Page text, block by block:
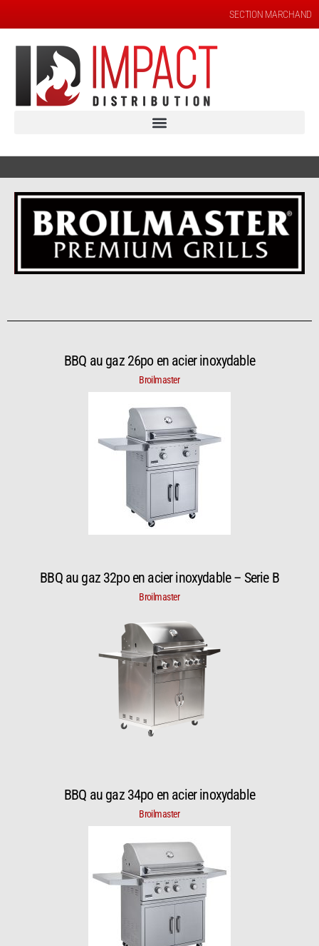
SECTION MARCHAND
BBQ au gaz 26po en acier inoxydable
Broilmaster
BBQ au gaz 32po en acier inoxydable – Serie B
Broilmaster
BBQ au gaz 34po en acier inoxydable
Broilmaster